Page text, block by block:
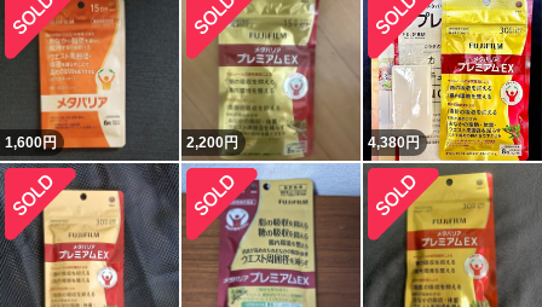
1,600円 2,200円 4,380円